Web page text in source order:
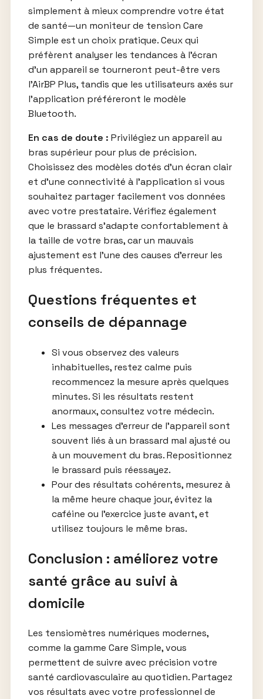
simplement à mieux comprendre votre état
de santé—un moniteur de tension Care
Simple est un choix pratique. Ceux qui
préfèrent analyser les tendances à l’écran
d’un appareil se tourneront peut-être vers
l’AirBP Plus, tandis que les utilisateurs axés sur
l’application préféreront le modèle
Bluetooth.
En cas de doute : Privilégiez un appareil au
bras supérieur pour plus de précision.
Choisissez des modèles dotés d’un écran clair
et d’une connectivité à l’application si vous
souhaitez partager facilement vos données
avec votre prestataire. Vérifiez également
que le brassard s’adapte confortablement à
la taille de votre bras, car un mauvais
ajustement est l’une des causes d’erreur les
plus fréquentes.
Questions fréquentes et
conseils de dépannage
Si vous observez des valeurs
inhabituelles, restez calme puis
recommencez la mesure après quelques
minutes. Si les résultats restent
anormaux, consultez votre médecin.
Les messages d’erreur de l’appareil sont
souvent liés à un brassard mal ajusté ou
à un mouvement du bras. Repositionnez
le brassard puis réessayez.
Pour des résultats cohérents, mesurez à
la même heure chaque jour, évitez la
caféine ou l’exercice juste avant, et
utilisez toujours le même bras.
Conclusion : améliorez votre
santé grâce au suivi à
domicile
Les tensiomètres numériques modernes,
comme la gamme Care Simple, vous
permettent de suivre avec précision votre
santé cardiovasculaire au quotidien. Partagez
vos résultats avec votre professionnel de